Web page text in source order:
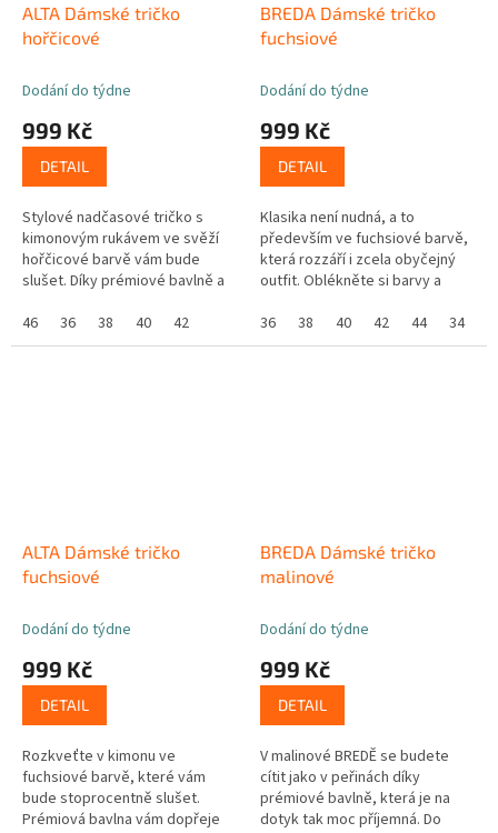
ALTA Dámské tričko
hořčicové
Dodání do týdne
999 Kč
DETAIL
Stylové nadčasové tričko s
kimonovým rukávem ve svěží
hořčicové barvě vám bude
slušet. Díky prémiové bavlně a
něm budete v pohodlí a bez
poskvrnky...
46 36 38 40 42
BREDA Dámské tričko
fuchsiové
Dodání do týdne
999 Kč
DETAIL
Klasika není nudná, a to
především ve fuchsiové barvě,
která rozzáří i zcela obyčejný
outfit. Oblékněte si barvy a
protože ten nikdo neuvidí. ...
36 38 40 42 44 34
ALTA Dámské tričko
fuchsiové
Dodání do týdne
999 Kč
DETAIL
Rozkveťte v kimonu ve
fuchsiové barvě, které vám
bude stoprocentně slušet.
Prémiová bavlna vám dopřeje
BREDA Dámské tričko
malinové
Dodání do týdne
999 Kč
DETAIL
V malinové BREDĚ se budete
cítit jako v peřinách díky
prémiové bavlně, která je na
dotyk tak moc příjemná. Do